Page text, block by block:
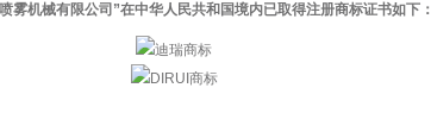
雾机械有限公司”在中华人民共和国境内已取得注册商标证书如下：